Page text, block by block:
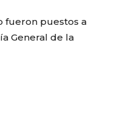
fueron puestos a
General de la